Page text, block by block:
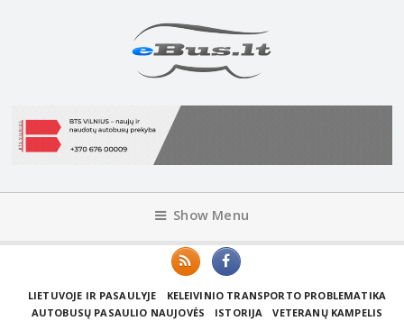
Show Menu
LIETUVOJE IR PASAULYJE
KELEIVINIO TRANSPORTO PROBLEMATIKA
AUTOBUSŲ PASAULIO NAUJOVĖS
ISTORIJA
VETERANŲ KAMPELIS